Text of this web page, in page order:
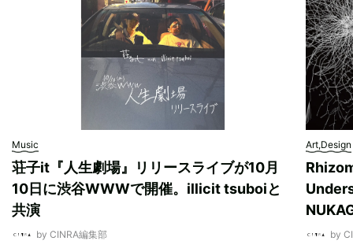
Music
荘子it『人生劇場』リリースライブが10月
10日に渋谷WWWで開催。illicit tsuboiと
共演
by CINRA編集部
Art,Design
by